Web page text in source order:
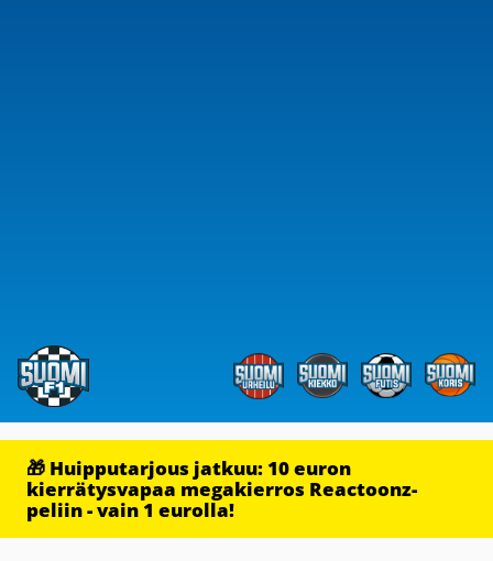
🎁 Huipputarjous jatkuu: 10 euron
kierrätysvapaa megakierros Reactoonz-
peliin - vain 1 eurolla!